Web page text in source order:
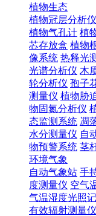
植物生态
植物冠层分析仪
植物气孔计 植
芯存放盒 植物
像系统 热释光
光谱分析仪 木
轮分析仪 孢子
测量仪 植物胁
物固氮分析仪
态监测系统 凋
水分测量仪 自
物预警系统 茎
环境气象
自动气象站 手
度测量仪 空气
气温湿度光照
有效辐射测量仪